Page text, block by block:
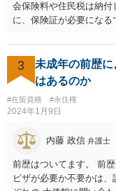
会保険料や住民税は納
に、保険証が必要になる
3
未成年の前歴
はあるのか
#在留資格 #永住権
2024年1月9日
内藤 政信 弁護士
前歴はついてます。 前
ビザが必要か不要かは